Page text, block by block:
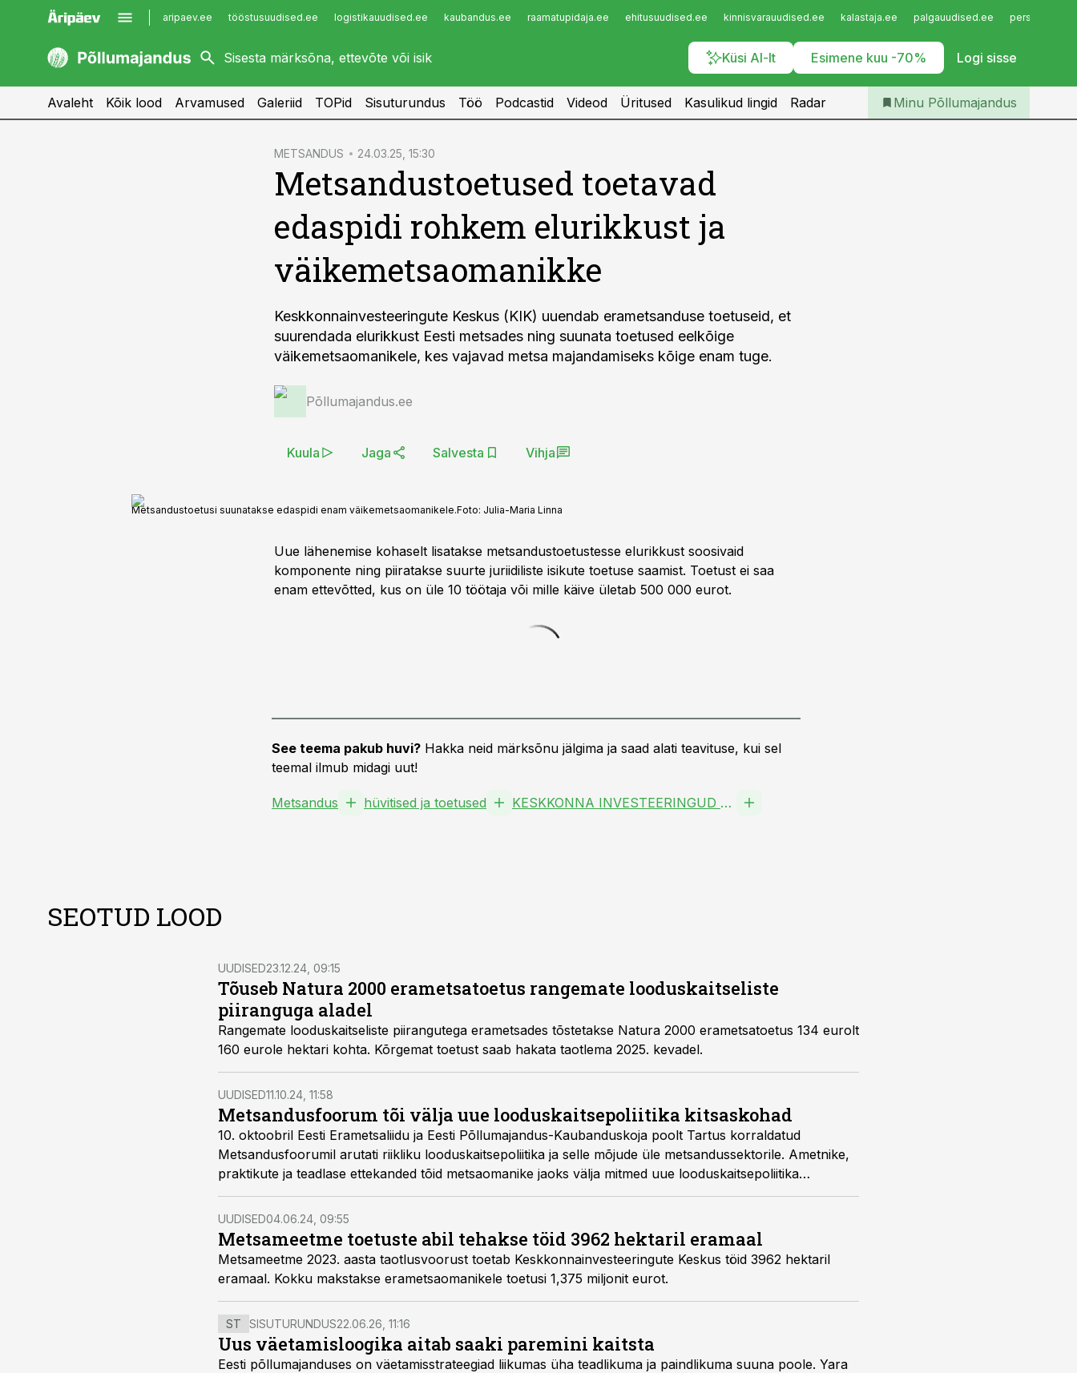
aripaev.ee tööstusuudised.ee logistikauudised.ee kaubandus.ee raamatupidaja.ee ehitusuudised.ee kinnisvarauudised.ee kalastaja.ee palgauudised.ee
Küsi AI-lt Esimene kuu -70% Logi sisse
kaubandus.ee
kinnisvarauudised.ee
imelineajalugu.ee
Infopank
Iseteenindus
Telli Põllumajandus
Avaleht Kõik lood Arvamused Galeriid TOPid Sisuturundus Töö Podcastid Videod Üritused Kasulikud lingid Radar Minu Põllumajandus
METSANDUS 24.03.25, 15:30
Metsandustoetused toetavad
edaspidi rohkem elurikkust ja
väikemetsaomanikke
Keskkonnainvesteeringute Keskus (KIK) uuendab erametsanduse toetuseid, et
suurendada elurikkust Eesti metsades ning suunata toetused eelkõige
väikemetsaomanikele, kes vajavad metsa majandamiseks kõige enam tuge.
Põllumajandus.ee
Kuula Jaga Salvesta Vihja
Metsandustoetusi suunatakse edaspidi enam väikemetsaomanikele.Foto: Julia-Maria Linna
Uue lähenemise kohaselt lisatakse metsandustoetustesse elurikkust soosivaid
komponente ning piiratakse suurte juriidiliste isikute toetuse saamist. Toetust ei saa
enam ettevõtted, kus on üle 10 töötaja või mille käive ületab 500 000 eurot.
See teema pakub huvi? Hakka neid märksõnu jälgima ja saad alati teavituse, kui sel
teemal ilmub midagi uut!
Metsandus hüvitised ja toetused KESKKONNA INVESTEERINGUD OÜ
SEOTUD LOOD
UUDISED23.12.24, 09:15
Tõuseb Natura 2000 erametsatoetus rangemate looduskaitseliste
piiranguga aladel
Rangemate looduskaitseliste piirangutega erametsades tõstetakse Natura 2000 erametsatoetus 134 eurolt
160 eurole hektari kohta. Kõrgemat toetust saab hakata taotlema 2025. kevadel.
UUDISED11.10.24, 11:58
Metsandusfoorum tõi välja uue looduskaitsepoliitika kitsaskohad
10. oktoobril Eesti Erametsaliidu ja Eesti Põllumajandus-Kaubanduskoja poolt Tartus korraldatud
Metsandusfoorumil arutati riikliku looduskaitsepoliitika ja selle mõjude üle metsandussektorile. Ametnike,
praktikute ja teadlase ettekanded tõid metsaomanike jaoks välja mitmed uue looduskaitsepoliitika
kitsaskohad.
UUDISED04.06.24, 09:55
Metsameetme toetuste abil tehakse töid 3962 hektaril eramaal
Metsameetme 2023. aasta taotlusvoorust toetab Keskkonnainvesteeringute Keskus töid 3962 hektaril
eramaal. Kokku makstakse erametsaomanikele toetusi 1,375 miljonit eurot.
ST SISUTURUNDUS22.06.26, 11:16
Uus väetamisloogika aitab saaki paremini kaitsta
Eesti põllumajanduses on väetamisstrateegiad liikumas üha teadlikuma ja paindlikuma suuna poole. Yara